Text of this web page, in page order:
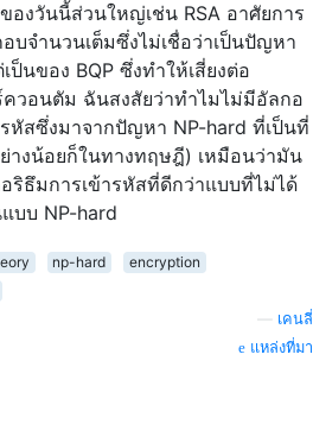
องวันนี้ส่วนใหญ่เช่น RSA อาศัยการ
บจำนวนเต็มซึ่งไม่เชื่อว่าเป็นปัญหา
ป็นของ BQP ซึ่งทำให้เสี่ยงต่อ
ควอนตัม ฉันสงสัยว่าทำไมไม่มีอัลกอ
หัสซึ่งมาจากปัญหา NP-hard ที่เป็นที่
างน้อยก็ในทางทฤษฎี) เหมือนว่ามัน
ริธึมการเข้ารหัสที่ดีกว่าแบบที่ไม่ได้
บบ NP-hard
np-hard
encryption
เคนลี่
แหล่งที่มา